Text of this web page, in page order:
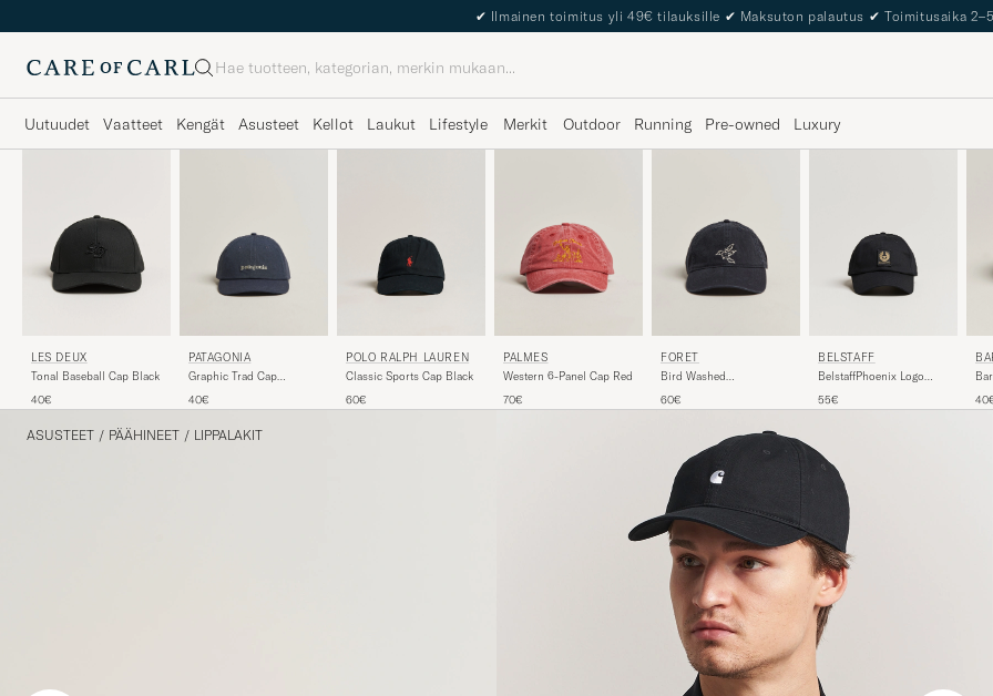
✔ Ilmainen toimitus yli 49€ tilauksille ✔ Maksuton palautus ✔ Toimitusaika
Haku
Uutuudet Vaatteet Kengät Asusteet Kellot Laukut Lifestyle Merkit Outdoor Running Pre-owned Luxury
LES DEUX
Tonal Baseball Cap Black
40€
PATAGONIA
Graphic Trad Cap
40€
POLO RALPH LAUREN
Classic Sports Cap Black
60€
PALMES
Western 6-Panel Cap Red
70€
FORÉT
Bird Washed
60€
BELSTAFF
BelstaffPhoenix Logo
55€
ASUSTEET / PÄÄHINEET / LIPPALAKIT